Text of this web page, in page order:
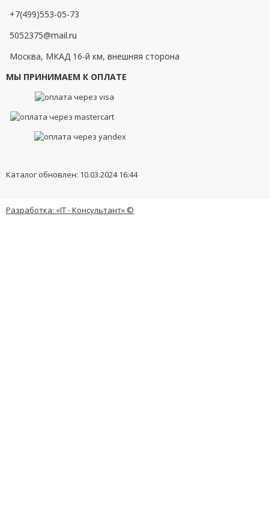
+7(499)553-05-73
5052375@mail.ru
Москва, МКАД 16-й км, внешняя сторона
МЫ ПРИНИМАЕМ К ОПЛАТЕ
Каталог обновлен: 10.03.2024 16:44
Разработка: «IT - Консультант» ©